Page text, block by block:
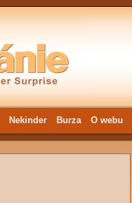
Nekinder Burza O webu